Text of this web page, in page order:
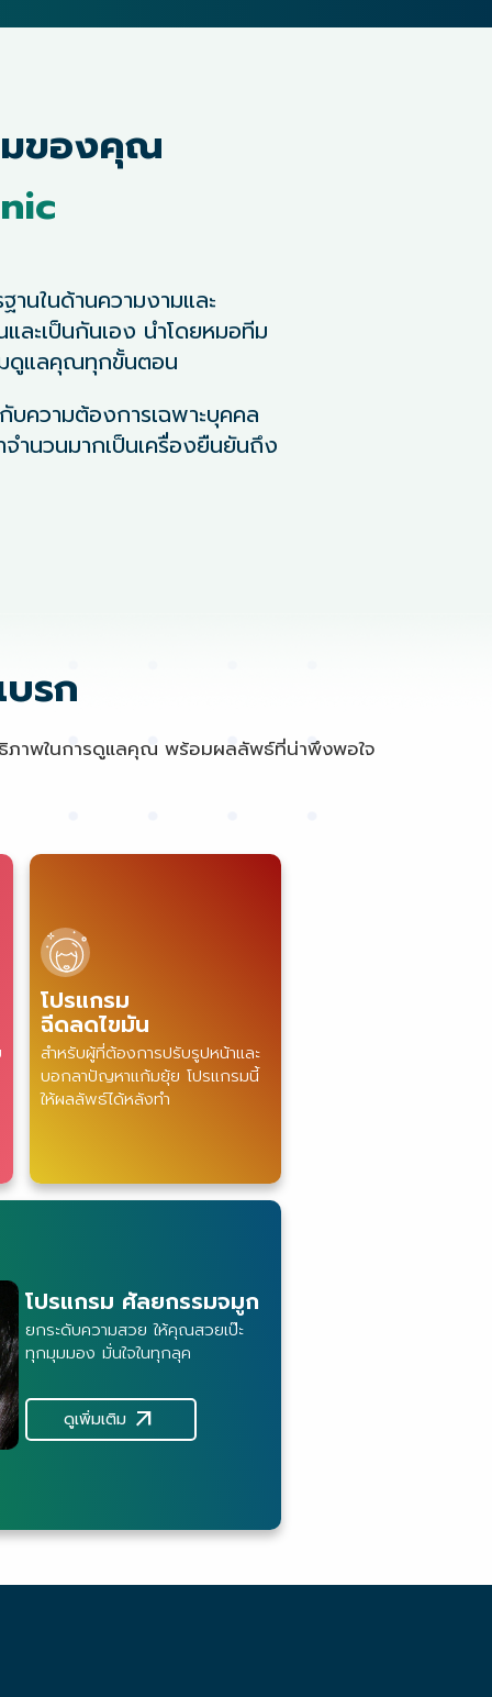
มของคุณ
านในด้านความงามและ
ละเป็นกันเอง นำโดยหมอทีม
ดูแลคุณทุกขั้นตอน
ความต้องการเฉพาะบุคคล
ำนวนมากเป็นเครื่องยืนยันถึง
รก
ธิภาพในการดูแลคุณ พร้อมผลลัพธ์ที่น่าพึงพอใจ
โปรแกรม
ฉีดลดไขมัน
สำหรับผู้ที่ต้องการปรับรูปหน้าและ
บอกลาปัญหาแก้มยุ้ย โปรแกรมนี้
ให้ผลลัพธ์ได้หลังทำ
โปรแกรม ศัลยกรรมจมูก
ยกระดับความสวย ให้คุณสวยเป๊ะ
ทุกมุมมอง มั่นใจในทุกลุค
ดูเพิ่มเติม arrow_outward